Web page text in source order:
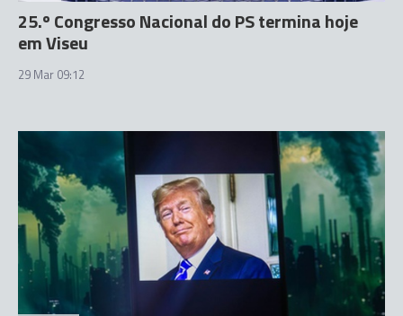
25.º Congresso Nacional do PS termina hoje
em Viseu
29 Mar 09:12